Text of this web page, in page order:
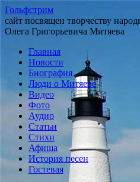
Гольфстрим
сайт посвящен творчеству
Олега Григорьевича Митяева
Главная
Новости
Биография
Люди о Митяеве
Видео
Фото
Аудио
Статьи
Стихи
Афиша
История песен
Гостевая